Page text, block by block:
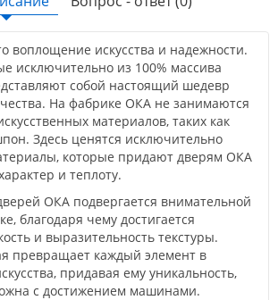
воплощение искусства и надежности.
исключительно из 100% массива
собой настоящий шедевр
На фабрике ОКА не занимаются
материалов, таких как
Здесь ценятся исключительно
которые придают дверям ОКА
и теплоту.
ОКА подвергается внимательной
благодаря чему достигается
и выразительность текстуры.
превращает каждый элемент в
придавая ему уникальность,
с достижением машинами.